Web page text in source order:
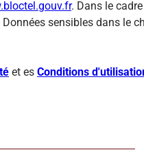
. Dans le
sensibles dans le
et es Conditions